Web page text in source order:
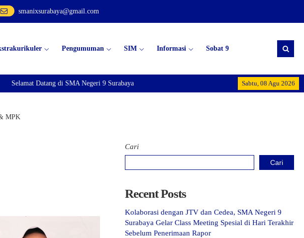
smanixsurabaya@gmail.com
Pengumuman SIM Informasi Sobat 9
Sabtu, 08 Agu 2026
Selamat Datang di SMA Negeri 9 Surabaya
MPK
Cari
Cari
Recent Posts
Kolaborasi dengan JTV dan Cedea, SMA Negeri 9
Surabaya Gelar Class Meeting Spesial di Hari Terakhir
Sebelum Penerimaan Rapor